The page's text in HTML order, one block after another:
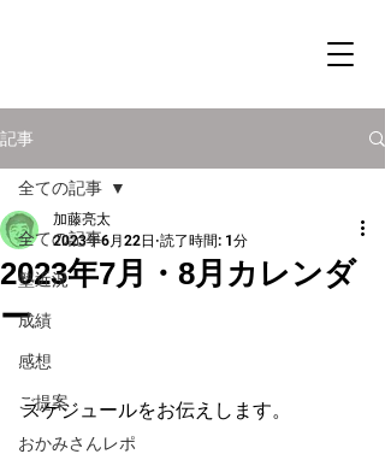
記事
全ての記事
塾近況
成績
感想
ご提案
おかみさんレポ
全ての記事
2023年7月・8月カレンダ
ー
加藤亮太
2023年6月22日 読了時間: 1分
スケジュールをお伝えします。